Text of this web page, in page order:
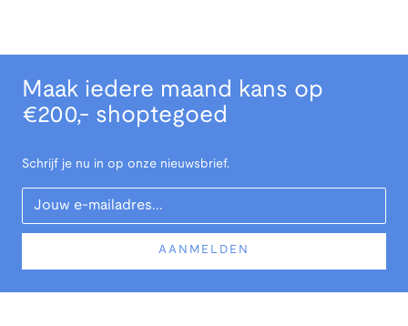
Maak iedere maand kans op
€200,- shoptegoed
Schrijf je nu in op onze nieuwsbrief.
Your Email
AANMELDEN